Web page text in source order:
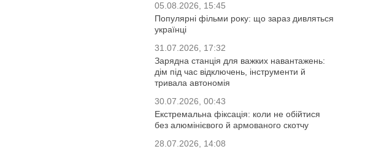
05.08.2026, 15:45
Популярні фільми року: що зараз дивляться
українці
31.07.2026, 17:32
Зарядна станція для важких навантажень:
дім під час відключень, інструменти й
тривала автономія
30.07.2026, 00:43
Екстремальна фіксація: коли не обійтися
без алюмінієвого й армованого скотчу
28.07.2026, 14:08